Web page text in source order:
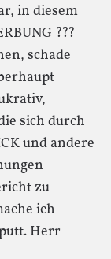
in diesem
???
schade
sich durch
und andere
zu
ich
Herr